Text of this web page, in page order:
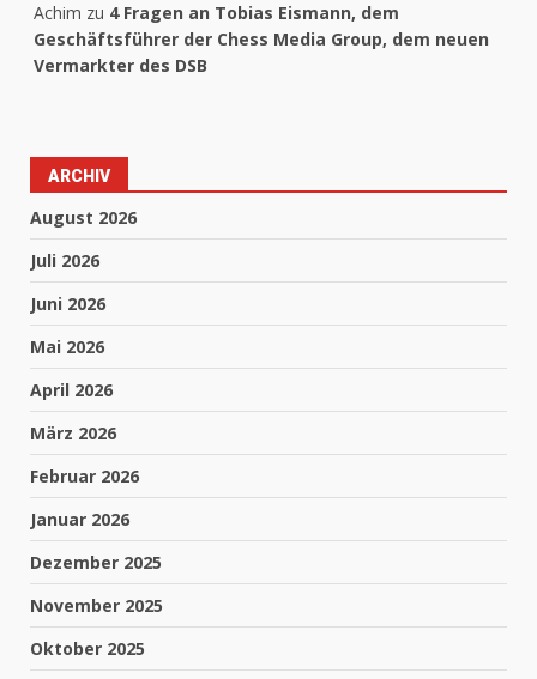
Achim zu 4 Fragen an Tobias Eismann, dem
Geschäftsführer der Chess Media Group, dem neuen
Vermarkter des DSB
ARCHIV
August 2026
Juli 2026
Juni 2026
Mai 2026
April 2026
März 2026
Februar 2026
Januar 2026
Dezember 2025
November 2025
Oktober 2025